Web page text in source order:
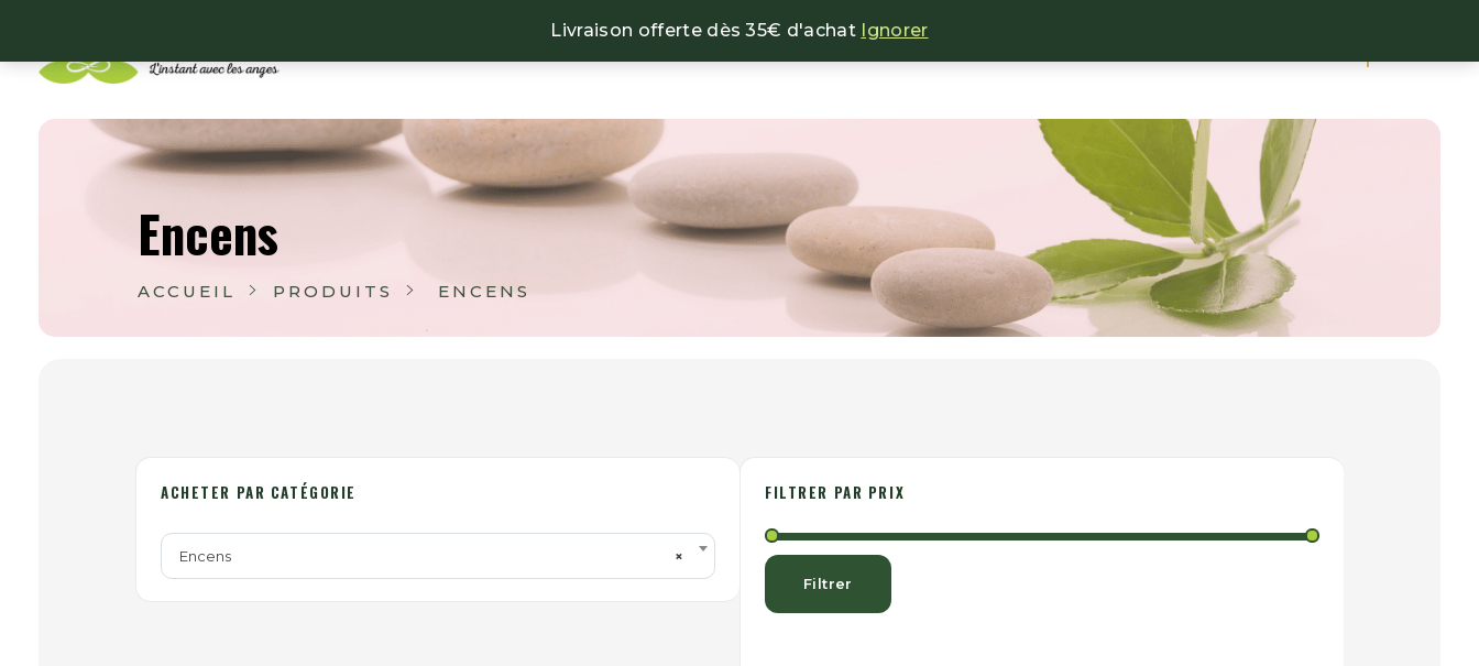
Livraison offerte dès 35€ d'achat Ignorer
ACCUEIL PRODUITS ENCENS
Encens
ACHETER PAR CATÉGORIE
×
Encens
FILTRER PAR PRIX
Filtrer